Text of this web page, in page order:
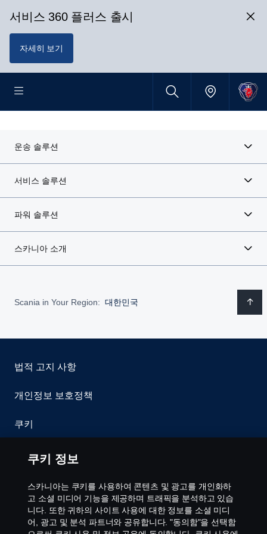
서비스 360 플러스 출시
자세히 보기
운송 솔루션
서비스 솔루션
파워 솔루션
스카니아 소개
Scania in Your Region: 대한민국
법적 고지 사항
개인정보 보호정책
쿠키
이용약관
문의처
공익제보
쿠키 정보
스카니아는 쿠키를 사용하여 콘텐츠 및 광고를 개인화하
고 소셜 미디어 기능을 제공하며 트래픽을 분석하고 있습
니다. 또한 귀하의 사이트 사용에 대한 정보를 소셜 미디
어, 광고 및 분석 파트너와 공유합니다. "동의함"을 선택함